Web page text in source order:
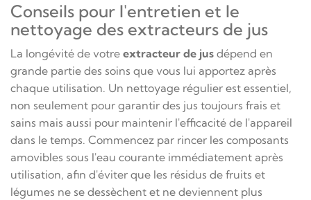
Conseils pour l'entretien et le
nettoyage des extracteurs de jus
La longévité de votre extracteur de jus dépend en
grande partie des soins que vous lui apportez après
chaque utilisation. Un nettoyage régulier est essentiel,
non seulement pour garantir des jus toujours frais et
sains mais aussi pour maintenir l'efficacité de l'appareil
dans le temps. Commencez par rincer les composants
amovibles sous l'eau courante immédiatement après
utilisation, afin d'éviter que les résidus de fruits et
légumes ne se dessèchent et ne deviennent plus